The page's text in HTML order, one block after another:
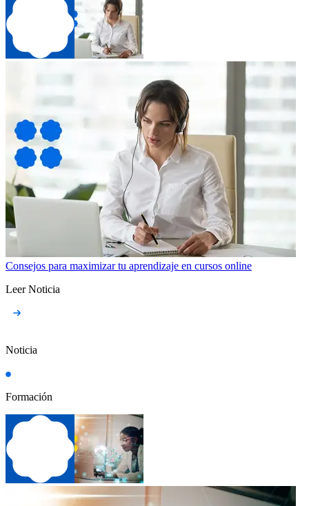
Consejos para maximizar tu aprendizaje en cursos online
Leer Noticia
Noticia
Formación